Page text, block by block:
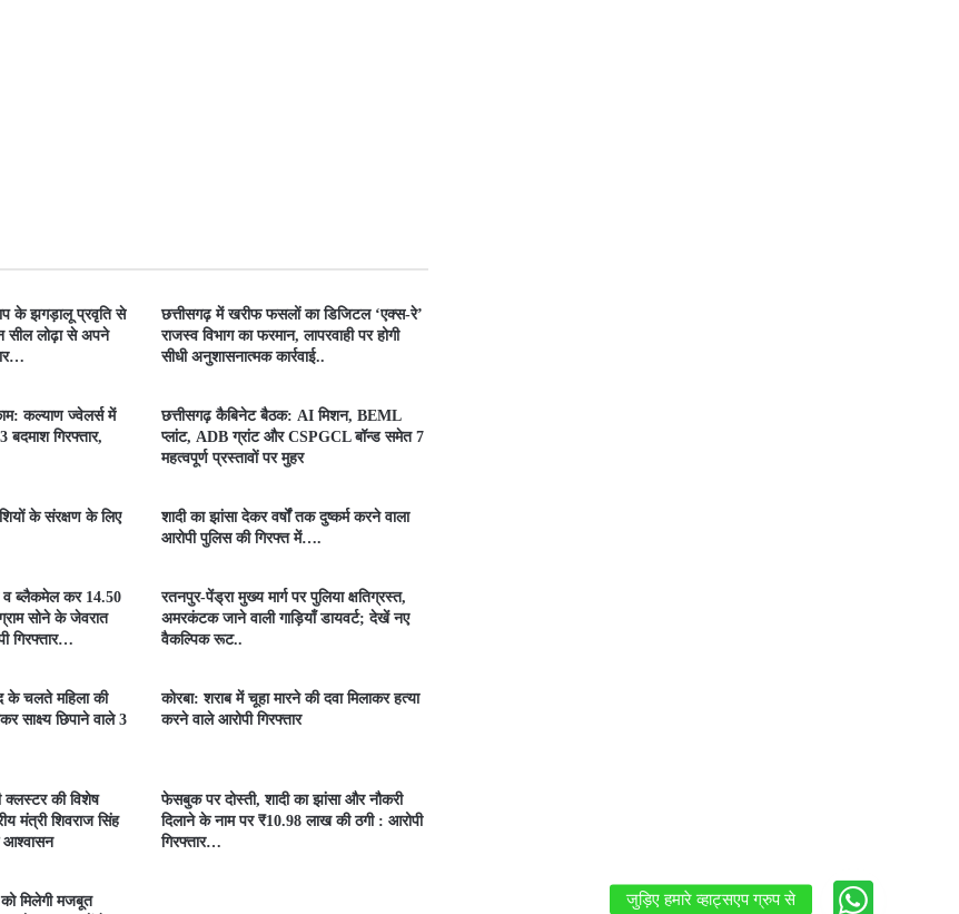
के झगड़ालू प्रवृति से
सील लोढ़ा से अपने
​छत्तीसगढ़ में खरीफ फसलों का डिजिटल ‘एक्स-रे’
राजस्व विभाग का फरमान, लापरवाही पर होगी
सीधी अनुशासनात्मक कार्रवाई..
कल्याण ज्वेलर्स में
गिरफ्तार,
छत्तीसगढ़ कैबिनेट बैठक: AI मिशन, BEML
प्लांट, ADB ग्रांट और CSPGCL बॉन्ड समेत 7
महत्वपूर्ण प्रस्तावों पर मुहर
के संरक्षण के लिए
शादी का झांसा देकर वर्षों तक दुष्कर्म करने वाला
आरोपी पुलिस की गिरफ्त में….
व ब्लैकमेल कर 14.50
सोने के जेवरात
गिरफ्तार…
रतनपुर-पेंड्रा मुख्य मार्ग पर पुलिया क्षतिग्रस्त,
अमरकंटक जाने वाली गाड़ियाँ डायवर्ट; देखें नए
वैकल्पिक रूट..
के चलते महिला की
साक्ष्य छिपाने वाले 3
कोरबा: शराब में चूहा मारने की दवा मिलाकर हत्या
करने वाले आरोपी गिरफ्तार
की विशेष
मंत्री शिवराज सिंह
आश्वासन
फेसबुक पर दोस्ती, शादी का झांसा और नौकरी
दिलाने के नाम पर ₹10.98 लाख की ठगी : आरोपी
गिरफ्तार…
मिलेगी मजबूत